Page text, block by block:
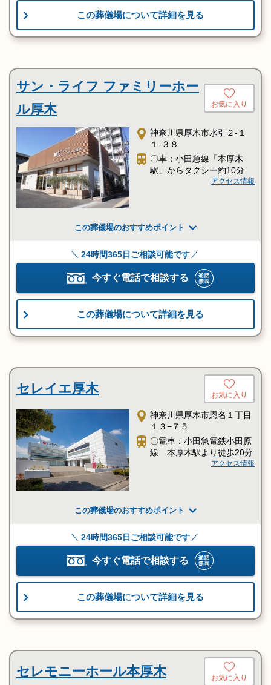
この葬儀場について詳細を見る
サン・ライフ ファミリーホー
ル厚木
お気に入り
神奈川県厚木市水引２-１
１-３８
〇車：小田急線「本厚木
駅」からタクシー約10分
アクセス情報
この葬儀場のおすすめポイント
24時間365日ご相談可能です
今すぐ電話で相談する
この葬儀場について詳細を見る
セレイエ厚木 お気に入り
神奈川県厚木市恩名１丁目
１３−７５
〇電車：小田急電鉄小田原
線 本厚木駅より徒歩20分
アクセス情報
この葬儀場のおすすめポイント
24時間365日ご相談可能です
今すぐ電話で相談する
この葬儀場について詳細を見る
セレモニーホール本厚木 お気に入り